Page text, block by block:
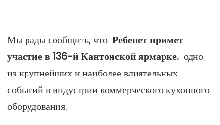
Мы рады сообщить, что Ребенет примет
участие в 136-й Кантонской ярмарке. одно
из крупнейших и наиболее влиятельных
событий в индустрии коммерческого кухонного
оборудования.